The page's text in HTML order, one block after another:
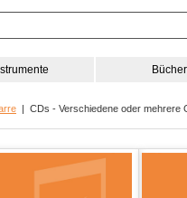
Bücher
| CDs - Verschiedene oder mehrere